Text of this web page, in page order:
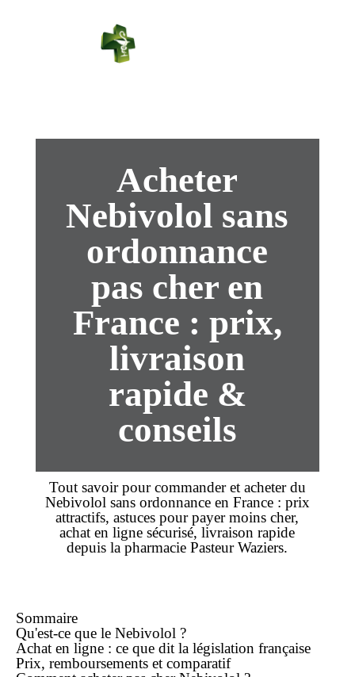
Acheter
Nebivolol sans
ordonnance
pas cher en
France : prix,
livraison
rapide &
conseils
Tout savoir pourcommanderet acheterdu
Nebivolol sans ordonnanceen France : prix
attractifs, astuces pour payermoins cher,
achat en ligne sécurisé,livraison rapide
depuis lapharmacie Pasteur Waziers.
Sommaire
Qu'est-ce que le Nebivolol ?
Achat en ligne : ce que dit la législation française
Prix, remboursements et comparatif